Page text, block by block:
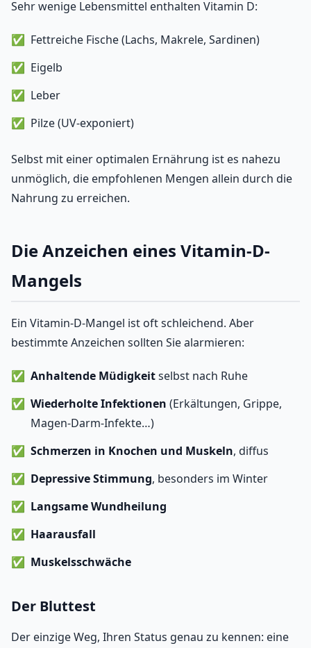
Sehr wenige Lebensmittel enthalten Vitamin D:
Fettreiche Fische (Lachs, Makrele, Sardinen)
Eigelb
Leber
Pilze (UV-exponiert)
Selbst mit einer optimalen Ernährung ist es nahezu
unmöglich, die empfohlenen Mengen allein durch die
Nahrung zu erreichen.
Die Anzeichen eines Vitamin-D-
Mangels
Ein Vitamin-D-Mangel ist oft schleichend. Aber
bestimmte Anzeichen sollten Sie alarmieren:
Anhaltende Müdigkeitselbst nach Ruhe
Wiederholte Infektionen (Erkältungen, Grippe,
Magen-Darm-Infekte…)
Schmerzen in Knochen und Muskeln, diffus
Depressive Stimmung, besonders im Winter
Langsame Wundheilung
Haarausfall
Muskelsschwäche
Der Bluttest
Der einzige Weg, Ihren Status genau zu kennen: eine